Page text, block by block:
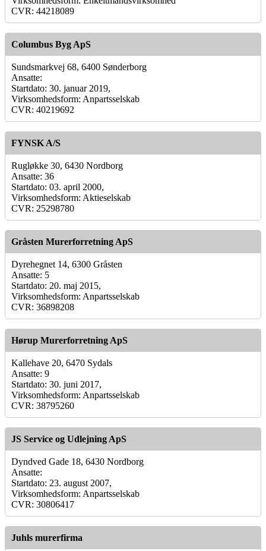
CVR: 44218089
Columbus Byg ApS
Sundsmarkvej 68, 6400 Sønderborg
Ansatte:
Startdato: 30. januar 2019,
Virksomhedsform: Anpartsselskab
CVR: 40219692
FYNSK A/S
Rugløkke 30, 6430 Nordborg
Ansatte: 36
Startdato: 03. april 2000,
Virksomhedsform: Aktieselskab
CVR: 25298780
Gråsten Murerforretning ApS
Dyrehegnet 14, 6300 Gråsten
Ansatte: 5
Startdato: 20. maj 2015,
Virksomhedsform: Anpartsselskab
CVR: 36898208
Hørup Murerforretning ApS
Kallehave 20, 6470 Sydals
Ansatte: 9
Startdato: 30. juni 2017,
Virksomhedsform: Anpartsselskab
CVR: 38795260
JS Service og Udlejning ApS
Dyndved Gade 18, 6430 Nordborg
Ansatte:
Startdato: 23. august 2007,
Virksomhedsform: Anpartsselskab
CVR: 30806417
Juhls murerfirma